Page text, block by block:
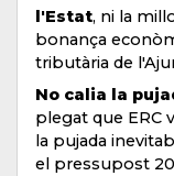
l'Estat, ni la
bonança
tributària de
No calia la
plegat que ERC
la pujada
el pressupost